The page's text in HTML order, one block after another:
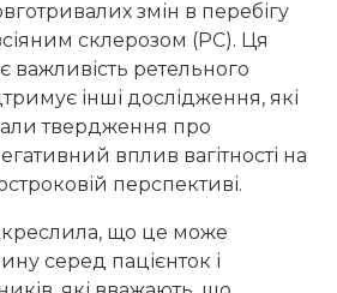
змін в перебігу
склерозом (РС). Ця
важливість ретельного
інші дослідження, які
твердження про
вплив вагітності на
перспективі.
що це може
серед пацієнток і